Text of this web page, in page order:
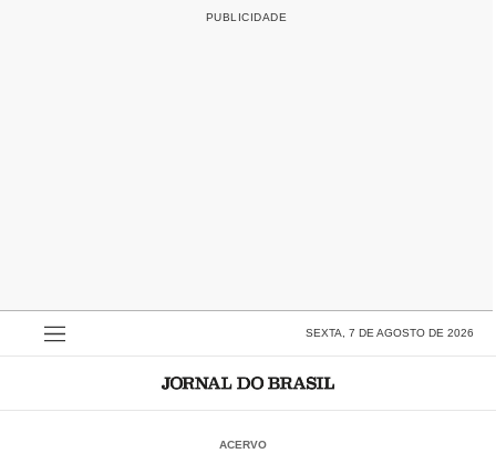
SEXTA, 7 DE AGOSTO DE 2026
ACERVO